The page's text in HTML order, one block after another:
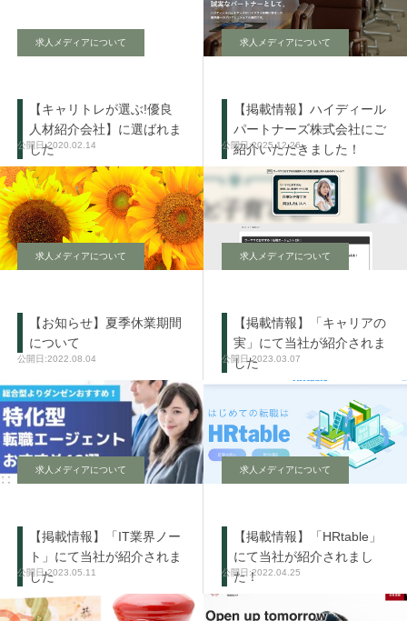
求人メディアについて
【キャリトレが選ぶ!優良
人材紹介会社】に選ばれま
した2020.02.14
求人メディアについて
【掲載情報】ハイディール
パートナーズ株式会社にご
紹介いただきました！
2025.12.26
求人メディアについて
【お知らせ】夏季休業期間
について
2022.08.04
求人メディアについて
【掲載情報】「キャリアの
実」にて当社が紹介されま
した2023.03.07
求人メディアについて
【掲載情報】「IT業界ノー
ト」にて当社が紹介されま
した2023.05.11
求人メディアについて
【掲載情報】「HRtable」
にて当社が紹介されまし
た！2022.04.25